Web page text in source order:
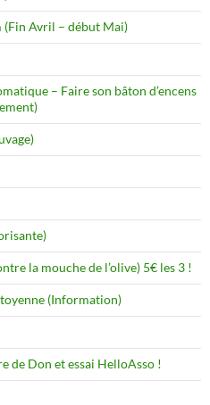
Avril – début Mai)
– Faire son bâton d’encens
la mouche de l’olive) 5€ les 3 !
(Information)
de Don et essai HelloAsso !